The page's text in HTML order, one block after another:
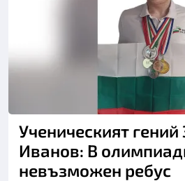
Ученическият
Иванов: В
невъзможен ребус